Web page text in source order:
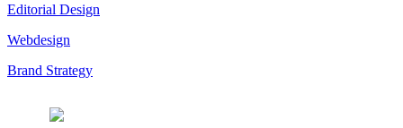
Editorial Design
Webdesign
Brand Strategy